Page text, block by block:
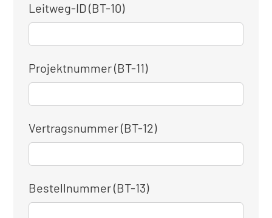
Leitweg-ID (BT-10)
Projektnummer (BT-11)
Vertragsnummer (BT-12)
Bestellnummer (BT-13)